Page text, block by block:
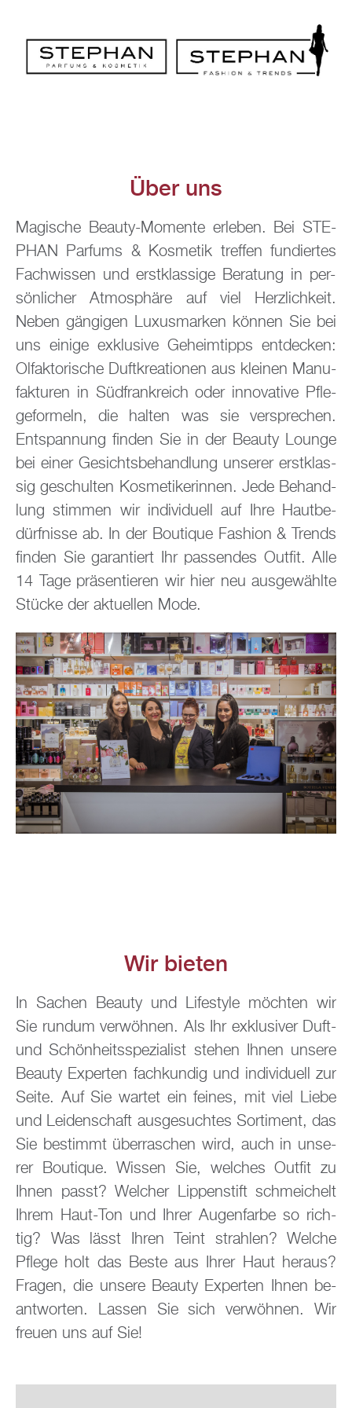
Über uns
Ma­gi­sche Be­au­ty-Mo­men­te er­le­ben. Bei STE­
PHAN Par­fums & Kos­me­tik tref­fen fun­dier­tes
Fach­wis­sen und erst­klas­si­ge Be­ra­tung in per­
sön­li­cher At­mo­sphä­re auf viel Herz­lich­keit.
Neben gän­gi­gen Lu­xus­mar­ken kön­nen Sie bei
uns ei­ni­ge ex­klu­si­ve Ge­heim­tipps ent­de­cken:
Ol­fak­to­ri­sche Duft­krea­tio­nen aus klei­nen Ma­nu­
fak­tu­ren in Süd­frank­reich oder in­no­va­ti­ve Pfle­
ge­for­meln, die hal­ten was sie ver­spre­chen.
Ent­span­nung fin­den Sie in der Be­au­ty Lounge
bei einer Ge­sichts­be­hand­lung un­se­rer erst­klas­
sig ge­schul­ten Kos­me­ti­ke­rin­nen. Jede Be­hand­
lung stim­men wir in­di­vi­du­ell auf Ihre Haut­be­
dürf­nis­se ab. In der Bou­tique Fa­shion & Trends
fin­den Sie ga­ran­tiert Ihr pas­sen­des Out­fit. Alle
14 Tage prä­sen­tie­ren wir hier neu aus­ge­wähl­te
Stü­cke der ak­tu­el­len Mode.
Wir bie­ten
In Sa­chen Be­au­ty und Life­style möch­ten wir
Sie rund­um ver­wöh­nen. Als Ihr ex­klu­si­ver Duft-
und Schön­heits­spe­zia­list ste­hen Ihnen un­se­re
Be­au­ty Ex­per­ten fach­kun­dig und in­di­vi­du­ell zur
Seite. Auf Sie war­tet ein fei­nes, mit viel Liebe
und Lei­den­schaft aus­ge­such­tes Sor­ti­ment, das
Sie be­stimmt über­ra­schen wird, auch in un­se­
rer Bou­tique. Wis­sen Sie, wel­ches Out­fit zu
Ihnen passt? Wel­cher Lip­pen­stift schmei­chelt
Ihrem Haut-Ton und Ihrer Au­gen­far­be so rich­
tig? Was lässt Ihren Teint strah­len? Wel­che
Pfle­ge holt das Beste aus Ihrer Haut her­aus?
Fra­gen, die un­se­re Be­au­ty Ex­per­ten Ihnen be­
ant­wor­ten. Las­sen Sie sich ver­wöh­nen. Wir
freu­en uns auf Sie!